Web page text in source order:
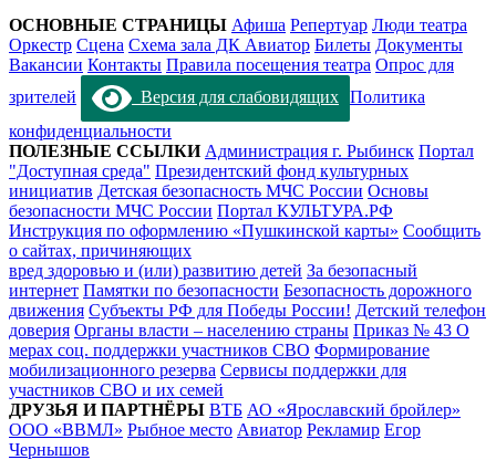
ОСНОВНЫЕ СТРАНИЦЫ Афиша Репертуар Люди театра
Оркестр Сцена Схема зала ДК Авиатор Билеты Документы
Вакансии Контакты Правила посещения театра Опрос для
зрителей
Версия для слабовидящих Политика
конфиденциальности
ПОЛЕЗНЫЕ ССЫЛКИ Администрация г. Рыбинск Портал
"Доступная среда" Президентский фонд культурных
инициатив Детская безопасность МЧС России Основы
безопасности МЧС России Портал КУЛЬТУРА.РФ
Инструкция по оформлению «Пушкинской карты» Сообщить
о сайтах, причиняющих
вред здоровью и (или) развитию детей За безопасный
интернет Памятки по безопасности Безопасность дорожного
движения Субъекты РФ для Победы России! Детский телефон
доверия Органы власти – населению страны Приказ № 43 О
мерах соц. поддержки участников СВО Формирование
мобилизационного резерва Сервисы поддержки для
участников СВО и их семей
ДРУЗЬЯ И ПАРТНЁРЫ ВТБ АО «Ярославский бройлер»
ООО «ВВМЛ» Рыбное место Авиатор Рекламир Егор
Чернышов